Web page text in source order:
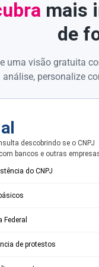
mais
de
uma visão gratuita
personalize
descobrindo se o CNPJ
bancos e outras
do CNPJ
de protestos